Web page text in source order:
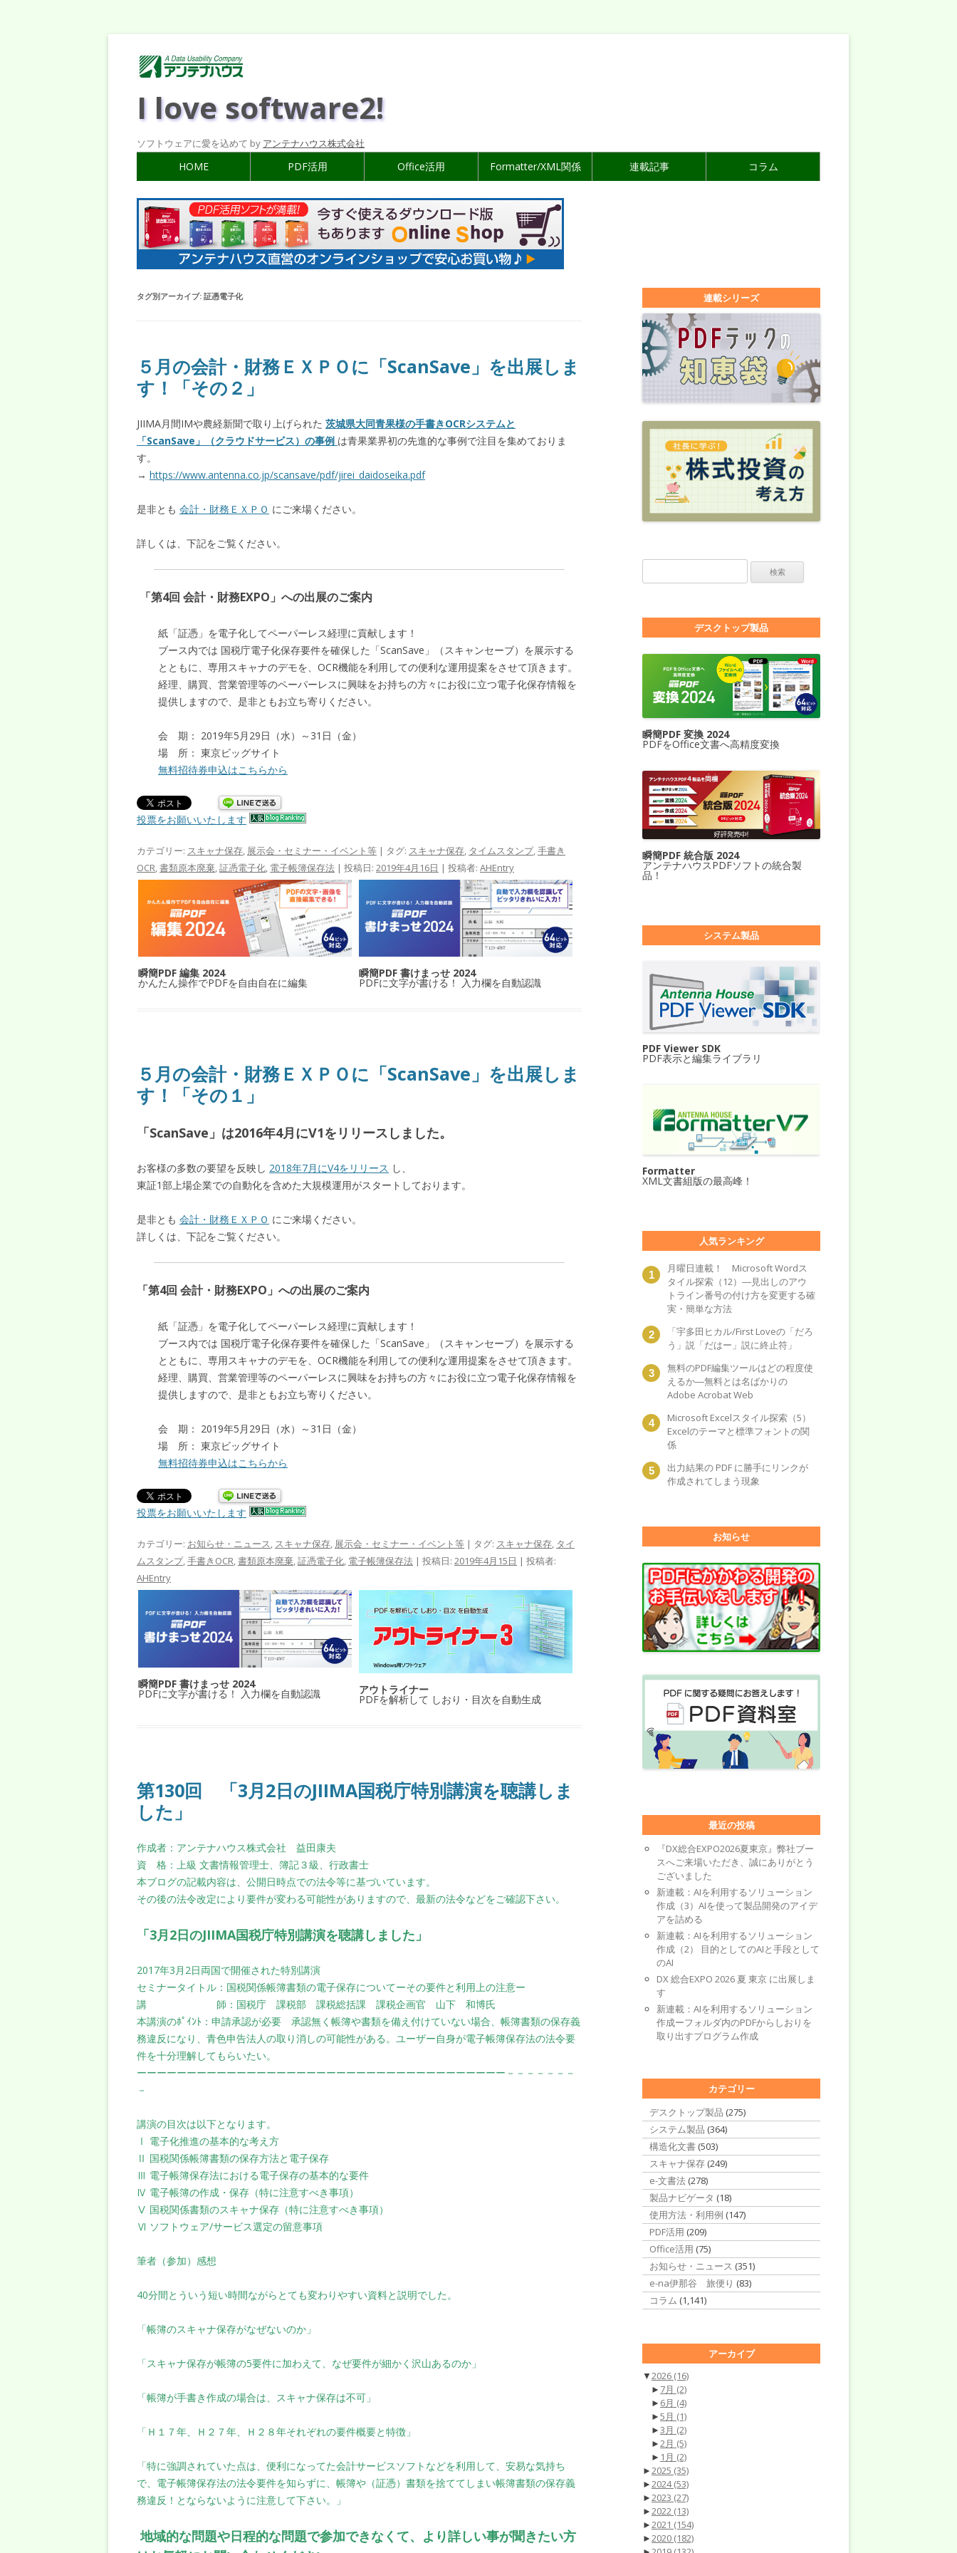
I love software2!
ソフトウェアに愛を込めて by アンテナハウス株式会社
HOME PDF活用 Office活用 Formatter/XML関係 連載記事 コラム
タグ別アーカイブ: 証憑電子化
５月の会計・財務ＥＸＰＯに「ScanSave」を出展しま
す！「その２」
JIIMA月間IMや農経新聞で取り上げられた 茨城県大同青果様の手書きOCRシステムと
「ScanSave」（クラウドサービス）の事例 は青果業界初の先進的な事例で注目を集めておりま
す。
→ https://www.antenna.co.jp/scansave/pdf/jirei_daidoseika.pdf
是非とも 会計・財務ＥＸＰＯ にご来場ください。
詳しくは、下記をご覧ください。
「第4回 会計・財務EXPO」への出展のご案内
紙「証憑」を電子化してペーパーレス経理に貢献します！
ブース内では 国税庁電子化保存要件を確保した「ScanSave」（スキャンセーブ）を展示する
とともに、専用スキャナのデモを、OCR機能を利用しての便利な運用提案をさせて頂きます。
経理、購買、営業管理等のペーパーレスに興味をお持ちの方々にお役に立つ電子化保存情報を
提供しますので、是非ともお立ち寄りください。
会 期： 2019年5月29日（水）～31日（金）
場 所： 東京ビッグサイト
無料招待券申込はこちらから
投票をお願いいたします
カテゴリー: スキャナ保存, 展示会・セミナー・イベント等 | タグ: スキャナ保存, タイムスタンプ,手書き
OCR,書類原本廃棄,証憑電子化, 電子帳簿保存法 | 投稿日: 2019年4月16日 | 投稿者: AHEntry
瞬簡PDF 編集 2024
かんたん操作でPDFを自由自在に編集
瞬簡PDF 書けまっせ 2024
PDFに文字が書ける！ 入力欄を自動認識
５月の会計・財務ＥＸＰＯに「ScanSave」を出展しま
す！「その１」
「ScanSave」は2016年4月にV1をリリースしました。
お客様の多数の要望を反映し 2018年7月にV4をリリース し、
東証1部上場企業での自動化を含めた大規模運用がスタートしております。
是非とも 会計・財務ＥＸＰＯ にご来場ください。
詳しくは、下記をご覧ください。
「第4回 会計・財務EXPO」への出展のご案内
紙「証憑」を電子化してペーパーレス経理に貢献します！
ブース内では 国税庁電子化保存要件を確保した「ScanSave」（スキャンセーブ）を展示する
とともに、専用スキャナのデモを、OCR機能を利用しての便利な運用提案をさせて頂きます。
経理、購買、営業管理等のペーパーレスに興味をお持ちの方々にお役に立つ電子化保存情報を
提供しますので、是非ともお立ち寄りください。
会 期： 2019年5月29日（水）～31日（金）
場 所： 東京ビッグサイト
無料招待券申込はこちらから
投票をお願いいたします
カテゴリー: お知らせ・ニュース, スキャナ保存, 展示会・セミナー・イベント等 | タグ: スキャナ保存, タイ
ムスタンプ,手書きOCR,書類原本廃棄,証憑電子化, 電子帳簿保存法 | 投稿日: 2019年4月15日 | 投稿者:
AHEntry
瞬簡PDF 書けまっせ 2024
PDFに文字が書ける！ 入力欄を自動認識 アウトライナー
PDFを解析して しおり・目次を自動生成
第130回 「3月2日のJIIMA国税庁特別講演を聴講しま
した」
作成者：アンテナハウス株式会社 益田康夫
資 格：上級 文書情報管理士、簿記３級、行政書士
本ブログの記載内容は、公開日時点での法令等に基づいています。
その後の法令改定により要件が変わる可能性がありますので、最新の法令などをご確認下さい。
「3月2日のJIIMA国税庁特別講演を聴講しました」
2017年3月2日両国で開催された特別講演
セミナータイトル：国税関係帳簿書類の電子保存についてーその要件と利用上の注意ー
講 師：国税庁 課税部 課税総括課 課税企画官 山下 和博氏
本講演のﾎﾟｲﾝﾄ：申請承認が必要 承認無く帳簿や書類を備え付けていない場合、帳簿書類の保存義
務違反になり、青色申告法人の取り消しの可能性がある。ユーザー自身が電子帳簿保存法の法令要
件を十分理解してもらいたい。
ーーーーーーーーーーーーーーーーーーーーーーーーーーーーーーーーーーーーー－－－－－－－
－
講演の目次は以下となります。
Ⅰ 電子化推進の基本的な考え方
Ⅱ 国税関係帳簿書類の保存方法と電子保存
Ⅲ 電子帳簿保存法における電子保存の基本的な要件
Ⅳ 電子帳簿の作成・保存（特に注意すべき事項）
Ⅴ 国税関係書類のスキャナ保存（特に注意すべき事項）
Ⅵ ソフトウェア/サービス選定の留意事項
筆者（参加）感想
40分間とういう短い時間ながらとても変わりやすい資料と説明でした。
「帳簿のスキャナ保存がなぜないのか」
「スキャナ保存が帳簿の5要件に加わえて、なぜ要件が細かく沢山あるのか」
「帳簿が手書き作成の場合は、スキャナ保存は不可」
「Ｈ１７年、Ｈ２７年、Ｈ２８年それぞれの要件概要と特徴」
「特に強調されていた点は、便利になってた会計サービスソフトなどを利用して、安易な気持ち
で、電子帳簿保存法の法令要件を知らずに、帳簿や（証憑）書類を捨ててしまい帳簿書類の保存義
務違反！とならないように注意して下さい。」
地域的な問題や日程的な問題で参加できなくて、より詳しい事が聞きたい方
連載シリーズ
デスクトップ製品
瞬簡PDF 変換 2024
PDFをOffice文書へ高精度変換
瞬簡PDF 統合版 2024
アンテナハウスPDFソフトの統合製
品！
システム製品
PDF Viewer SDK
PDF表示と編集ライブラリ
Formatter
XML文書組版の最高峰！
人気ランキング
月曜日連載！ Microsoft Wordス
タイル探索（12）―見出しのアウ
トライン番号の付け方を変更する確
実・簡単な方法
「宇多田ヒカル/First Loveの「だろ
う」説「だはー」説に終止符」
無料のPDF編集ツールはどの程度使
えるか―無料とは名ばかりの
Adobe Acrobat Web
Microsoft Excelスタイル探索（5）
Excelのテーマと標準フォントの関
係
出力結果の PDF に勝手にリンクが
作成されてしまう現象
お知らせ
最近の投稿
『DX総合EXPO2026夏東京』弊社ブー
スへご来場いただき、誠にありがとう
ございました
新連載：AIを利用するソリューション
作成（3）AIを使って製品開発のアイデ
アを詰める
新連載：AIを利用するソリューション
作成（2） 目的としてのAIと手段として
のAI
DX 総合EXPO 2026 夏 東京 に出展しま
す
新連載：AIを利用するソリューション
作成ーフォルダ内のPDFからしおりを
取り出すプログラム作成
カテゴリー
デスクトップ製品 (275)
システム製品 (364)
構造化文書 (503)
スキャナ保存 (249)
e-文書法 (278)
製品ナビゲータ (18)
使用方法・利用例 (147)
PDF活用 (209)
Office活用 (75)
お知らせ・ニュース (351)
e-na伊那谷 旅便り (83)
コラム (1,141)
アーカイブ
▼2026 (16)
► 7月 (2)
► 6月 (4)
►5月 (1)
►3月 (2)
►2月 (5)
► 1月 (2)
►2025 (35)
►2024(53)
►2023 (27)
►2022 (13)
►2021 (154)
►2020 (182)